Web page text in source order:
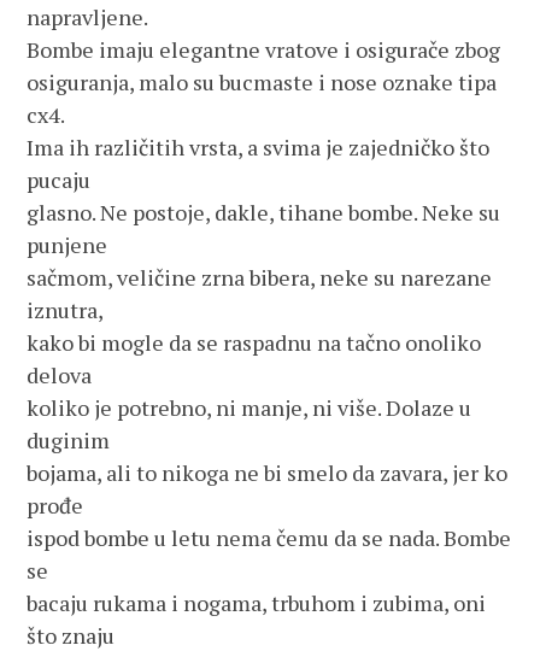
napravljene.
Bombe imaju elegantne vratove i osigurače zbog
osiguranja, malo su bucmaste i nose oznake tipa
cx4.
Ima ih različitih vrsta, a svima je zajedničko što
pucaju
glasno. Ne postoje, dakle, tihane bombe. Neke su
punjene
sačmom, veličine zrna bibera, neke su narezane
iznutra,
kako bi mogle da se raspadnu na tačno onoliko
delova
koliko je potrebno, ni manje, ni više. Dolaze u
duginim
bojama, ali to nikoga ne bi smelo da zavara, jer ko
prođe
ispod bombe u letu nema čemu da se nada. Bombe
se
bacaju rukama i nogama, trbuhom i zubima, oni
što znaju